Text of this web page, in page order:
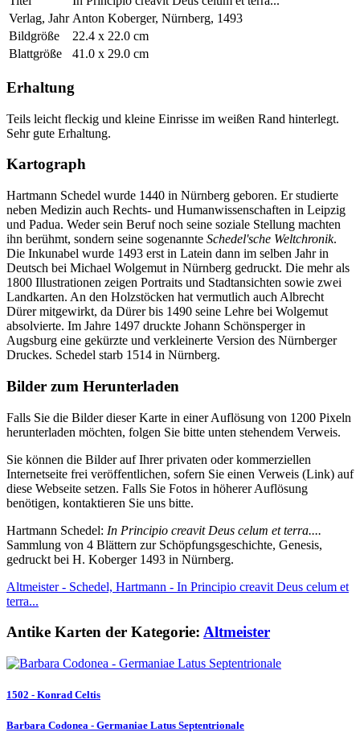
Verlag, Jahr Anton Koberger, Nürnberg, 1493
Bildgröße
22.4 x 22.0 cm
Blattgröße
41.0 x 29.0 cm
Erhaltung
Teils leicht fleckig und kleine Einrisse im weißen Rand hinterlegt.
Sehr gute Erhaltung.
Kartograph
Hartmann Schedel wurde 1440 in Nürnberg geboren. Er studierte
neben Medizin auch Rechts- und Humanwissenschaften in Leipzig
und Padua. Weder sein Beruf noch seine soziale Stellung machten
ihn berühmt, sondern seine sogenannte Schedel'sche Weltchronik.
Die Inkunabel wurde 1493 erst in Latein dann im selben Jahr in
Deutsch bei Michael Wolgemut in Nürnberg gedruckt. Die mehr als
1800 Illustrationen zeigen Portraits und Stadtansichten sowie zwei
Landkarten. An den Holzstöcken hat vermutlich auch Albrecht
Dürer mitgewirkt, da Dürer bis 1490 seine Lehre bei Wolgemut
absolvierte. Im Jahre 1497 druckte Johann Schönsperger in
Augsburg eine gekürzte und verkleinerte Version des Nürnberger
Druckes. Schedel starb 1514 in Nürnberg.
Bilder zum Herunterladen
Falls Sie die Bilder dieser Karte in einer Auflösung von 1200 Pixeln
herunterladen möchten, folgen Sie bitte unten stehendem Verweis.
Sie können die Bilder auf Ihrer privaten oder kommerziellen
Internetseite frei veröffentlichen, sofern Sie einen Verweis (Link) auf
diese Webseite setzen. Falls Sie Fotos in höherer Auflösung
benötigen, kontaktieren Sie uns bitte.
Hartmann Schedel: In Principio creavit Deus celum et terra....
Sammlung von 4 Blättern zur Schöpfungsgeschichte, Genesis,
gedruckt bei H. Koberger 1493 in Nürnberg.
Altmeister - Schedel, Hartmann - In Principio creavit Deus celum et
terra...
Antike Karten der Kategorie: Altmeister
1502 - Konrad Celtis
Barbara Codonea - Germaniae Latus Septentrionale